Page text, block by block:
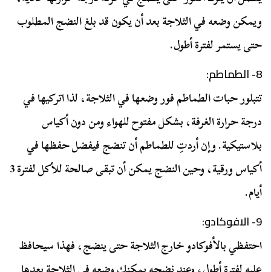
ويمكن وضعه في الثلاجة بعد أن يكون قد بلغ النضج المطلوب
حتى يستمر لفترة أطول.
8- الطماطم:
تتبلور حبات الطماطم فور وضعها في الثلاجة، لذا اتركيها في
درجة حرارة الغرفة، بشكل مفتوح للهواء ومن دون أكياس
بلاستيكية. وإن أردتِ للطماطم أن تنضج فيفضل حفظها في
أكياس ورقية، وحين النضج يمكن أن تبقى صالحة للأكل لفترة 3
أيام.
9- الافوكادو:
احتفظي بالأفوكادو خارج الثلاجة حتى ينضج، فهذا سيحافظ